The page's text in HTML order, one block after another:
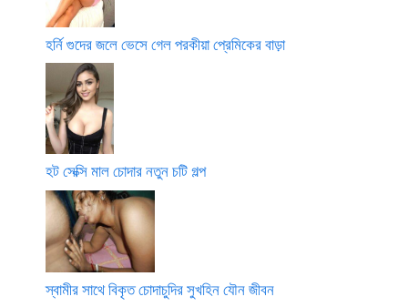
হর্নি গুদের জলে ভেসে গেল পরকীয়া প্রেমিকের বাড়া
হট সেক্সি মাল চোদার নতুন চটি গল্প
স্বামীর সাথে বিকৃত চোদাচুদির সুখহিন যৌন জীবন